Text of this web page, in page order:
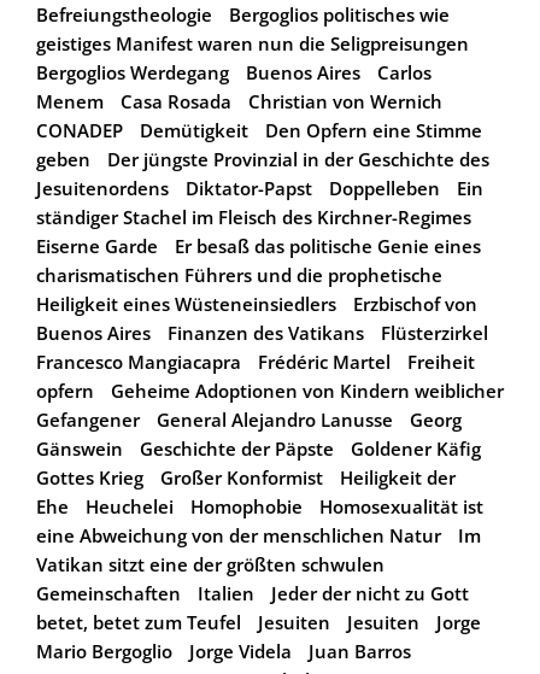
Befreiungstheologie
Bergoglios politisches wie
geistiges Manifest waren nun die Seligpreisungen
Bergoglios Werdegang
Buenos Aires
Carlos
Menem
Casa Rosada
Christian von Wernich
CONADEP
Demütigkeit
Den Opfern eine Stimme
geben
Der jüngste Provinzial in der Geschichte des
Jesuitenordens
Diktator-Papst Doppelleben
Ein
ständiger Stachel im Fleisch des Kirchner-Regimes
Eiserne Garde
Er besaß das politische Genie eines
charismatischen Führers und die prophetische
Heiligkeit eines Wüsteneinsiedlers
Erzbischof von
Buenos Aires
Finanzen des Vatikans
Flüsterzirkel
Francesco Mangiacapra
Frédéric Martel
Freiheit
opfern
Geheime Adoptionen von Kindern weiblicher
Gefangener
General Alejandro Lanusse
Georg
Gänswein
Geschichte der Päpste
Goldener Käfig
Gottes Krieg
Großer Konformist
Heiligkeit der
Ehe
Heuchelei Homophobie
Homosexualität ist
eine Abweichung von der menschlichen Natur
Im
Vatikan sitzt eine der größten schwulen
Gemeinschaften
Italien
Jeder der nicht zu Gott
betet, betet zum Teufel
Jesuiten Jesuiten
Jorge
Mario Bergoglio
Jorge Videla
Juan Barros